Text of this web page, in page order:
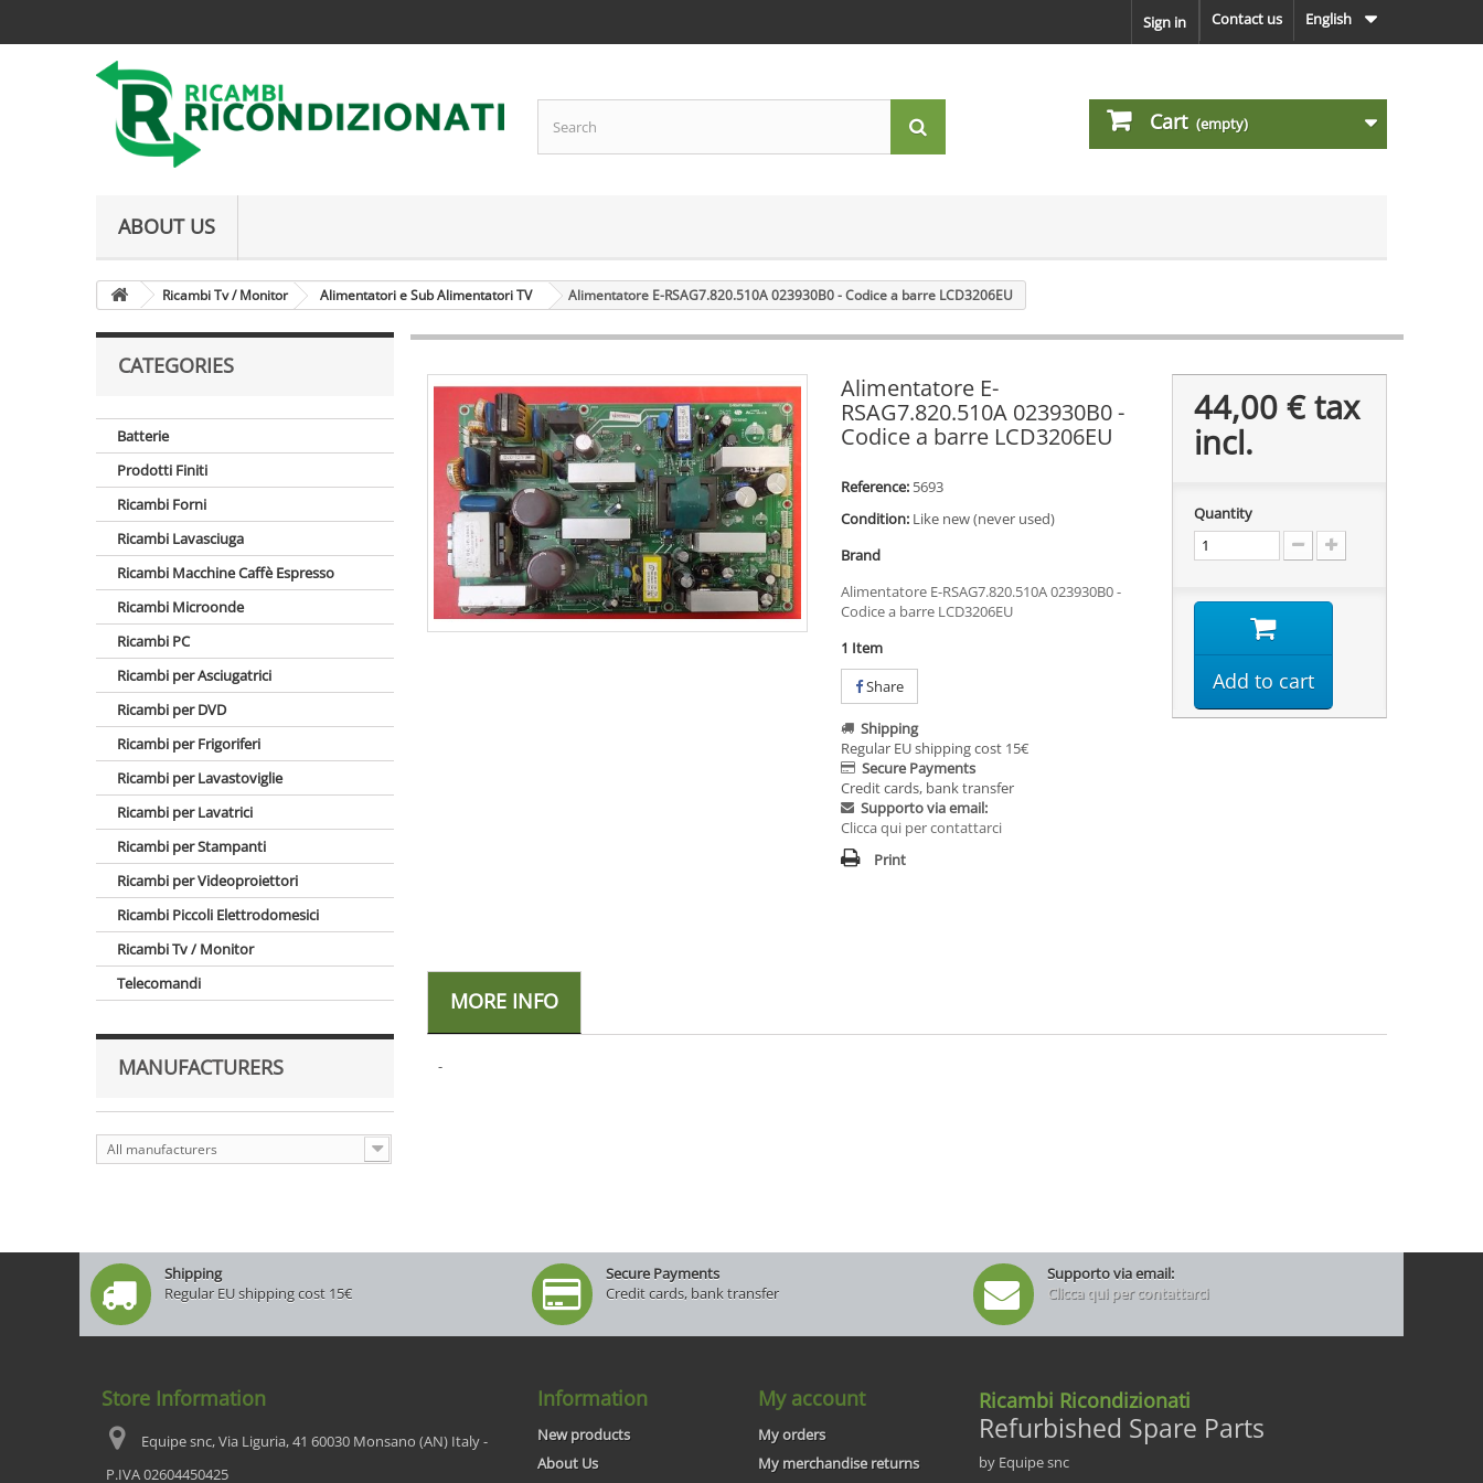
English
Contact us
Sign in
Cart (empty)
ABOUT US
Ricambi Tv / Monitor Alimentatori e Sub Alimentatori TV Alimentatore E-RSAG7.820.510A 023930B0 - Codice a barre LCD3206EU
CATEGORIES
Batterie
Prodotti Finiti
Ricambi Forni
Ricambi Lavasciuga
Ricambi Macchine Caffè Espresso
Ricambi Microonde
Ricambi PC
Ricambi per Asciugatrici
Ricambi per DVD
Ricambi per Frigoriferi
Ricambi per Lavastoviglie
Ricambi per Lavatrici
Ricambi per Stampanti
Ricambi per Videoproiettori
Ricambi Piccoli Elettrodomesici
Ricambi Tv / Monitor
Telecomandi
MANUFACTURERS
All manufacturers
Alimentatore E-
RSAG7.820.510A 023930B0 -
Codice a barre LCD3206EU
Reference: 5693
Condition: Like new (never used)
Brand
Alimentatore E-RSAG7.820.510A 023930B0 -
Codice a barre LCD3206EU
1 Item
Share
Shipping
Regular EU shipping cost 15€
Secure Payments
Credit cards, bank transfer
Supporto via email:
Clicca qui per contattarci
Print
44,00 €tax
incl.
Quantity
Add to cart
MORE INFO
-
Shipping
Regular EU shipping cost 15€
Secure Payments
Credit cards, bank transfer
Supporto via email:
Clicca qui per contattarci
Store Information
Equipe snc, Via Liguria, 41 60030 Monsano (AN) Italy -
P.IVA 02604450425
Information
New products
About Us
My account
My orders
My merchandise returns
Ricambi Ricondizionati
Refurbished Spare Parts
by Equipe snc